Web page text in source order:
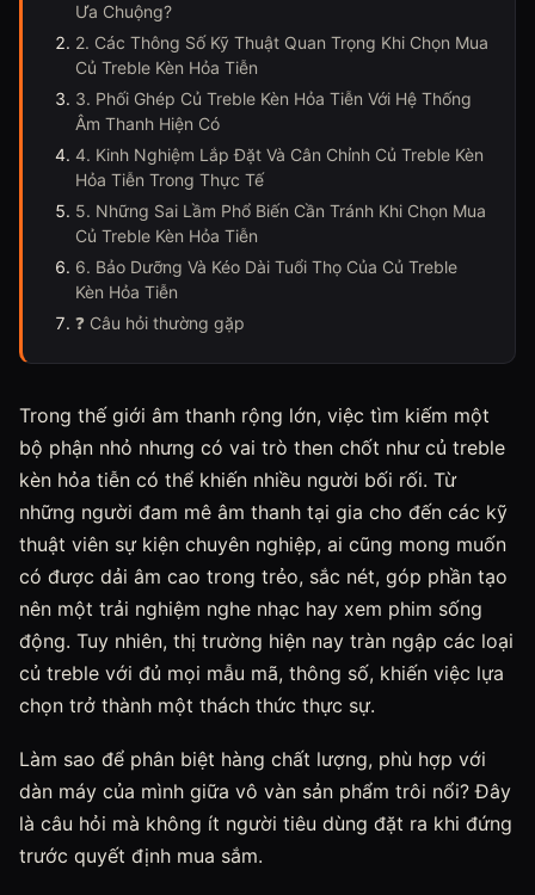
Ưa Chuộng?
2. Các Thông Số Kỹ Thuật Quan Trọng Khi Chọn Mua
Củ Treble Kèn Hỏa Tiễn
3. Phối Ghép Củ Treble Kèn Hỏa Tiễn Với Hệ Thống
Âm Thanh Hiện Có
4. Kinh Nghiệm Lắp Đặt Và Cân Chỉnh Củ Treble Kèn
Hỏa Tiễn Trong Thực Tế
5. Những Sai Lầm Phổ Biến Cần Tránh Khi Chọn Mua
Củ Treble Kèn Hỏa Tiễn
6. Bảo Dưỡng Và Kéo Dài Tuổi Thọ Của Củ Treble
Kèn Hỏa Tiễn
❓ Câu hỏi thường gặp
Trong thế giới âm thanh rộng lớn, việc tìm kiếm một
bộ phận nhỏ nhưng có vai trò then chốt như củ treble
kèn hỏa tiễn có thể khiến nhiều người bối rối. Từ
những người đam mê âm thanh tại gia cho đến các kỹ
thuật viên sự kiện chuyên nghiệp, ai cũng mong muốn
có được dải âm cao trong trẻo, sắc nét, góp phần tạo
nên một trải nghiệm nghe nhạc hay xem phim sống
động. Tuy nhiên, thị trường hiện nay tràn ngập các loại
củ treble với đủ mọi mẫu mã, thông số, khiến việc lựa
chọn trở thành một thách thức thực sự.
Làm sao để phân biệt hàng chất lượng, phù hợp với
dàn máy của mình giữa vô vàn sản phẩm trôi nổi? Đây
là câu hỏi mà không ít người tiêu dùng đặt ra khi đứng
trước quyết định mua sắm.